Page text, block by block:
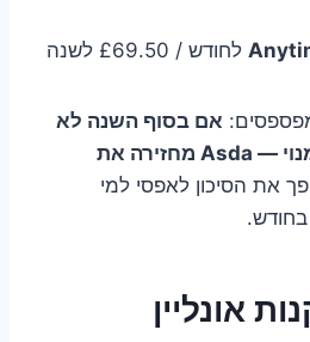
אם בסוף השנה לא
חסכת יותר מעלות המנוי — Asda מחזירה את
את הסיכון לאפסי למי
בחודש.
אונליין